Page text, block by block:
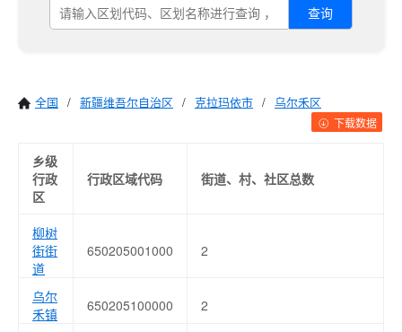
查询
全国 / 新疆维吾尔自治区 / 克拉玛依市 / 乌尔禾区
下载数据
乡级
行政
区
行政区域代码 街道、村、社区总数
柳树
街街
道
650205001000 2
乌尔
禾镇
650205100000 2